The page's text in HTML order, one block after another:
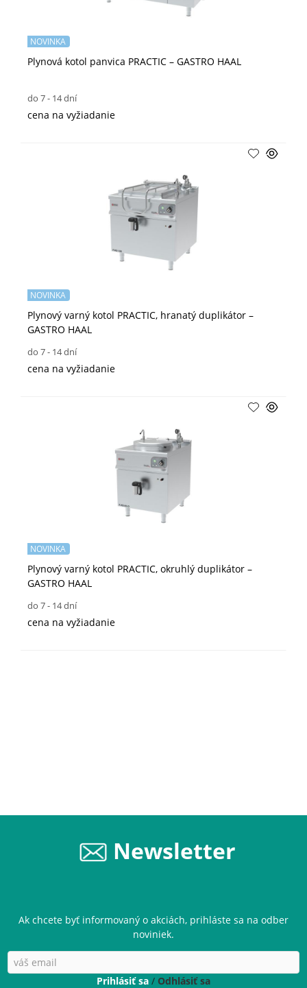
Plynová kotol panvica PRACTIC – GASTRO HAAL
NOVINKA
do 7 - 14 dní
cena na vyžiadanie
Plynový varný kotol PRACTIC, hranatý duplikátor –
GASTRO HAAL
NOVINKA
do 7 - 14 dní
cena na vyžiadanie
Plynový varný kotol PRACTIC, okruhlý duplikátor –
GASTRO HAAL
NOVINKA
do 7 - 14 dní
cena na vyžiadanie
Newsletter
Ak chcete byť informovaný o akciách, prihláste sa na odber
noviniek.
Prihlásiť sa / Odhlásiť sa